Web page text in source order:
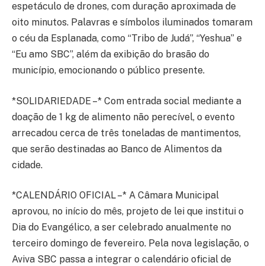
espetáculo de drones, com duração aproximada de
oito minutos. Palavras e símbolos iluminados tomaram
o céu da Esplanada, como “Tribo de Judá”, “Yeshua” e
“Eu amo SBC”, além da exibição do brasão do
município, emocionando o público presente.
*SOLIDARIEDADE –* Com entrada social mediante a
doação de 1 kg de alimento não perecível, o evento
arrecadou cerca de três toneladas de mantimentos,
que serão destinadas ao Banco de Alimentos da
cidade.
*CALENDÁRIO OFICIAL –* A Câmara Municipal
aprovou, no início do mês, projeto de lei que institui o
Dia do Evangélico, a ser celebrado anualmente no
terceiro domingo de fevereiro. Pela nova legislação, o
Aviva SBC passa a integrar o calendário oficial de